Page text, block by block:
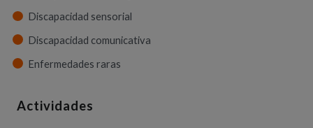
Discapacidad sensorial
Discapacidad comunicativa
Enfermedades raras
Actividades